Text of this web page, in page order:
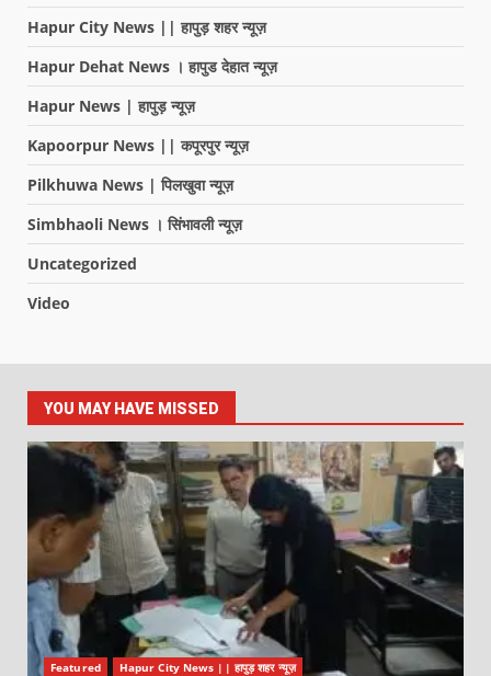
Hapur City News || हापुड़ शहर न्यूज़
Hapur Dehat News । हापुड देहात न्यूज़
Hapur News | हापुड़ न्यूज़
Kapoorpur News || कपूरपुर न्यूज़
Pilkhuwa News | पिलखुवा न्यूज़
Simbhaoli News । सिंभावली न्यूज़
Uncategorized
Video
YOU MAY HAVE MISSED
Featured Hapur City News || हापुड़ शहर न्यूज़